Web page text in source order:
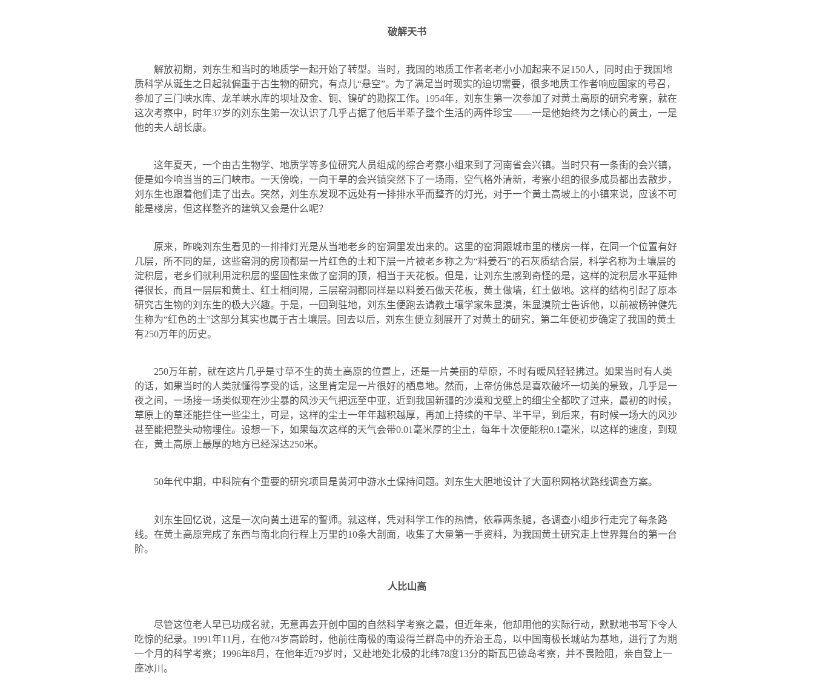
破解天书
解放初期，刘东生和当时的地质学一起开始了转型。当时，我国的地质工作者老老小小加起来不足150人，同时由于我国地
质科学从诞生之日起就偏重于古生物的研究，有点儿“悬空”。为了满足当时现实的迫切需要，很多地质工作者响应国家的号召，
参加了三门峡水库、龙羊峡水库的坝址及金、铜、镍矿的勘探工作。 1954年，刘东生第一次参加了对黄土高原的研究考察，就在
这次考察中，时年37岁的刘东生第一次认识了几乎占据了他后半辈子整个生活的两件珍宝——一是他始终为之倾心的黄土，一是
他的夫人胡长康。
这年夏天，一个由古生物学、地质学等多位研究人员组成的综合考察小组来到了河南省会兴镇。当时只有一条街的会兴镇，
便是如今响当当的三门峡市。一天傍晚，一向干旱的会兴镇突然下了一场雨，空气格外清新，考察小组的很多成员都出去散步，
刘东生也跟着他们走了出去。突然，刘生东发现不远处有一排排水平而整齐的灯光，对于一个黄土高坡上的小镇来说，应该不可
能是楼房，但这样整齐的建筑又会是什么呢？
原来，昨晚刘东生看见的一排排灯光是从当地老乡的窑洞里发出来的。这里的窑洞跟城市里的楼房一样，在同一个位置有好
几层，所不同的是，这些窑洞的房顶都是一片红色的土和下层一片被老乡称之为“料姜石”的石灰质结合层，科学名称为土壤层的
淀积层，老乡们就利用淀积层的坚固性来做了窑洞的顶，相当于天花板。但是，让刘东生感到奇怪的是，这样的淀积层水平延伸
得很长，而且一层层和黄土、红土相间隔，三层窑洞都同样是以料姜石做天花板，黄土做墙，红土做地。这样的结构引起了原本
研究古生物的刘东生的极大兴趣。于是，一回到驻地，刘东生便跑去请教土壤学家朱显漠，朱显漠院士告诉他，以前被杨钟健先
生称为“红色的土”这部分其实也属于古土壤层。回去以后，刘东生便立刻展开了对黄土的研究，第二年便初步确定了我国的黄土
有250万年的历史。
250万年前，就在这片几乎是寸草不生的黄土高原的位置上，还是一片美丽的草原，不时有暖风轻轻拂过。如果当时有人类
的话，如果当时的人类就懂得享受的话，这里肯定是一片很好的栖息地。然而，上帝仿佛总是喜欢破坏一切美的景致，几乎是一
夜之间，一场接一场类似现在沙尘暴的风沙天气把远至中亚，近到我国新疆的沙漠和戈壁上的细尘全都吹了过来，最初的时候，
草原上的草还能拦住一些尘土，可是，这样的尘土一年年越积越厚，再加上持续的干旱、半干旱，到后来，有时候一场大的风沙
甚至能把整头动物埋住。设想一下，如果每次这样的天气会带0.01 毫米厚的尘土，每年十次便能积0.1 毫米，以这样的速度，到现
在，黄土高原上最厚的地方已经深达250米。
50年代中期，中科院有个重要的研究项目是黄河中游水土保持问题。刘东生大胆地设计了大面积网格状路线调查方案。
刘东生回忆说，这是一次向黄土进军的誓师。就这样，凭对科学工作的热情，依靠两条腿，各调查小组步行走完了每条路
线。在黄土高原完成了东西与南北向行程上万里的10条大剖面，收集了大量第一手资料，为我国黄土研究走上世界舞台的第一台
阶。
人比山高
尽管这位老人早已功成名就，无意再去开创中国的自然科学考察之最，但近年来，他却用他的实际行动，默默地书写下令人
吃惊的纪录。 1991年11 月，在他74岁高龄时，他前往南极的南设得兰群岛中的乔治王岛，以中国南极长城站为基地，进行了为期
一个月的科学考察； 1996年8月，在他年近79岁时，又赴地处北极的北纬78度13分的斯瓦巴德岛考察，并不畏险阻，亲自登上一
座冰川。